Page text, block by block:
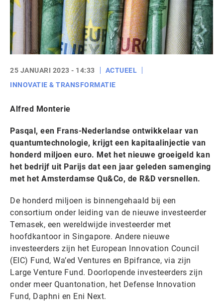
25 JANUARI 2023 - 14:33
ACTUEEL
INNOVATIE & TRANSFORMATIE
Alfred Monterie
Pasqal, een Frans-Nederlandse ontwikkelaar van
quantumtechnologie, krijgt een kapitaalinjectie van
honderd miljoen euro. Met het nieuwe groeigeld kan
het bedrijf uit Parijs dat een jaar geleden samenging
met het Amsterdamse Qu&Co, de R&D versnellen.
De honderd miljoen is binnengehaald bij een
consortium onder leiding van de nieuwe investeerder
Temasek, een wereldwijde investeerder met
hoofdkantoor in Singapore. Andere nieuwe
investeerders zijn het European Innovation Council
(EIC) Fund, Wa’ed Ventures en Bpifrance, via zijn
Large Venture Fund. Doorlopende investeerders zijn
onder meer Quantonation, het Defense Innovation
Fund, Daphni en Eni Next.